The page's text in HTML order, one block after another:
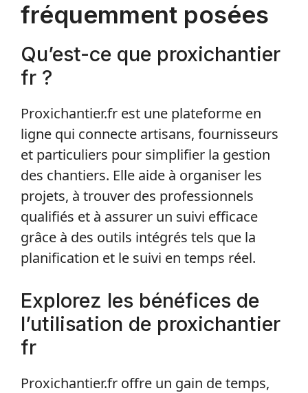
fréquemment posées
Qu’est-ce que proxichantier
fr ?
Proxichantier.fr est une plateforme en
ligne qui connecte artisans, fournisseurs
et particuliers pour simplifier la gestion
des chantiers. Elle aide à organiser les
projets, à trouver des professionnels
qualifiés et à assurer un suivi efficace
grâce à des outils intégrés tels que la
planification et le suivi en temps réel.
Explorez les bénéfices de
l’utilisation de proxichantier
fr
Proxichantier.fr offre un gain de temps,